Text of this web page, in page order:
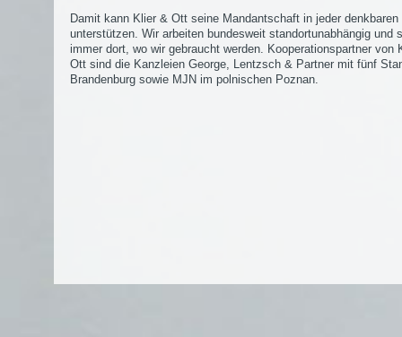
Damit kann Klier & Ott seine Mandantschaft in jeder denkbaren
unterstützen. Wir arbeiten bundesweit standortunabhängig und
immer dort, wo wir gebraucht werden. Kooperationspartner von
Ott sind die Kanzleien George, Lentzsch & Partner mit fünf
Brandenburg sowie MJN im polnischen Poznan.